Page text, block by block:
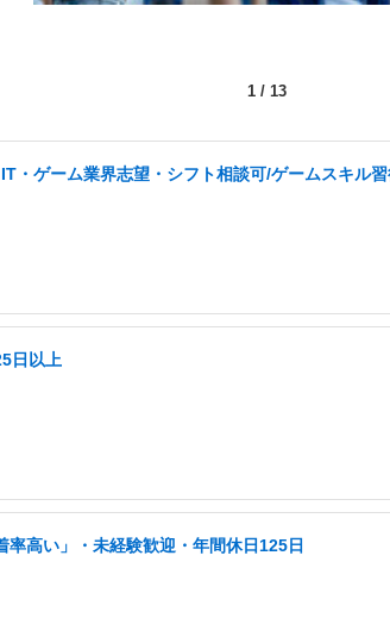
1/ 13
・ゲーム業界志望・シフト相談可/ゲームスキル
日以上
高い」・未経験歓迎・年間休日125日